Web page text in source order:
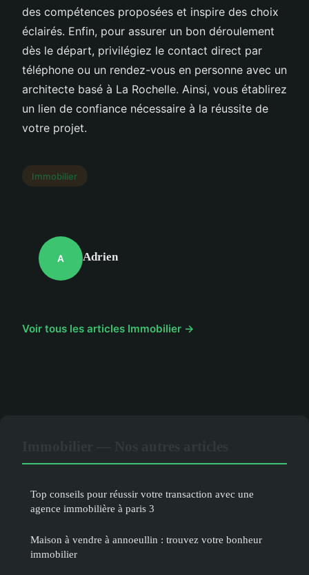
des compétences proposées et inspire des choix
éclairés. Enfin, pour assurer un bon déroulement
dès le départ, privilégiez le contact direct par
téléphone ou un rendez-vous en personne avec un
architecte basé à La Rochelle. Ainsi, vous établirez
un lien de confiance nécessaire à la réussite de
votre projet.
Immobilier
A Adrien
Voir tous les articles Immobilier →
Top conseils pour réussir votre transaction avec une
agence immobilière à paris 3
Maison à vendre à annoeullin : trouvez votre bonheur
immobilier